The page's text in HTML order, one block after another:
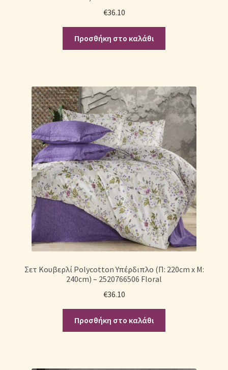
€36.10
Προσθήκη στο καλάθι
Σετ Κουβερλί Polycotton Υπέρδιπλο (Π: 220cm x Μ:
240cm) – 2520766506 Floral
€36.10
Προσθήκη στο καλάθι